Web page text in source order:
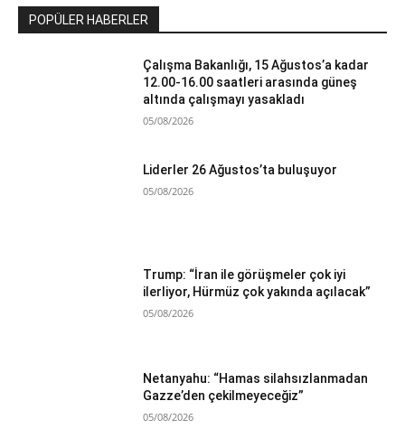
POPÜLER HABERLER
Çalışma Bakanlığı, 15 Ağustos’a kadar
12.00-16.00 saatleri arasında güneş
altında çalışmayı yasakladı
05/08/2026
Liderler 26 Ağustos’ta buluşuyor
05/08/2026
Trump: “İran ile görüşmeler çok iyi
ilerliyor, Hürmüz çok yakında açılacak”
05/08/2026
Netanyahu: “Hamas silahsızlanmadan
Gazze’den çekilmeyeceğiz”
05/08/2026